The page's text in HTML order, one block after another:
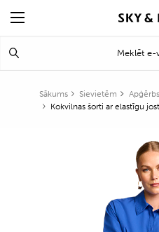
Sākums Sievietēm
Kokvilnas šorti ar elastīgu